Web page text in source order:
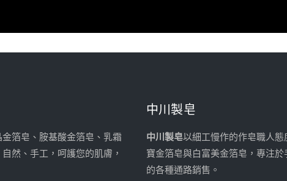
箔皂、胺基酸金箔皂、乳霜
然、手工，呵護您的肌膚，
中川製皂
中川製皂以細工慢作的作皂職人
寶金箔皂與白富美金箔皂，專注
的各種通路銷售。